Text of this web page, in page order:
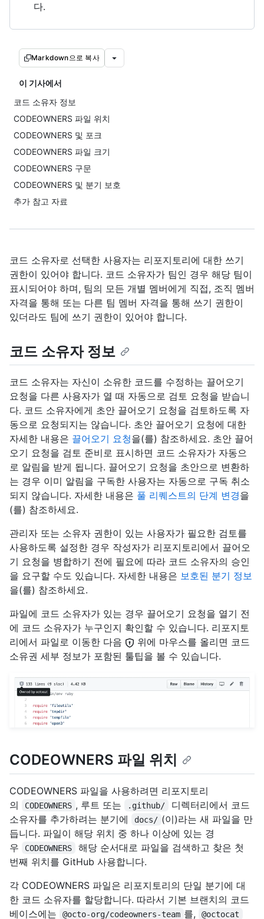
다.
Markdown으로 복사
이 기사에서
코드 소유자 정보
CODEOWNERS 파일 위치
CODEOWNERS 및 포크
CODEOWNERS 파일 크기
CODEOWNERS 구문
CODEOWNERS 및 분기 보호
추가 참고 자료
코드 소유자로 선택한 사용자는 리포지토리에 대한 쓰기
권한이 있어야 합니다. 코드 소유자가 팀인 경우 해당 팀이
표시되어야 하며, 팀의 모든 개별 멤버에게 직접, 조직 멤버
자격을 통해 또는 다른 팀 멤버 자격을 통해 쓰기 권한이
있더라도 팀에 쓰기 권한이 있어야 합니다.
코드 소유자 정보
코드 소유자는 자신이 소유한 코드를 수정하는 끌어오기
요청을 다른 사용자가 열 때 자동으로 검토 요청을 받습니
다. 코드 소유자에게 초안 끌어오기 요청을 검토하도록 자
동으로 요청되지는 않습니다. 초안 끌어오기 요청에 대한
자세한 내용은 끌어오기 요청을(를) 참조하세요. 초안 끌어
오기 요청을 검토 준비로 표시하면 코드 소유자가 자동으
로 알림을 받게 됩니다. 끌어오기 요청을 초안으로 변환하
는 경우 이미 알림을 구독한 사용자는 자동으로 구독 취소
되지 않습니다. 자세한 내용은 풀 리퀘스트의 단계 변경을
(를) 참조하세요.
관리자 또는 소유자 권한이 있는 사용자가 필요한 검토를
사용하도록 설정한 경우 작성자가 리포지토리에서 끌어오
기 요청을 병합하기 전에 필요에 따라 코드 소유자의 승인
을 요구할 수도 있습니다. 자세한 내용은 보호된 분기 정보
을(를) 참조하세요.
파일에 코드 소유자가 있는 경우 끌어오기 요청을 열기 전
에 코드 소유자가 누구인지 확인할 수 있습니다. 리포지토
리에서 파일로 이동한 다음
위에 마우스를 올리면 코드
소유권 세부 정보가 포함된 툴팁을 볼 수 있습니다.
CODEOWNERS 파일 위치
CODEOWNERS 파일을 사용하려면 리포지토리
의
CODEOWNERS , 루트 또는 .github/
디렉터리에서 코드
소유자를 추가하려는 분기에
docs/ (이)라는 새 파일을 만
듭니다. 파일이 해당 위치 중 하나 이상에 있는 경
우
CODEOWNERS
해당 순서대로 파일을 검색하고 찾은 첫
번째 위치를 GitHub 사용합니다.
각 CODEOWNERS 파일은 리포지토리의 단일 분기에 대
한 코드 소유자를 할당합니다. 따라서 기본 브랜치의 코드
베이스에는
@octo-org/codeowners-team 를, @octocat